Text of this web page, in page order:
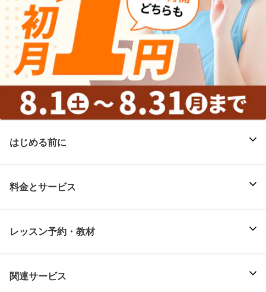
はじめる前に
料金とサービス
レッスン予約・教材
関連サービス